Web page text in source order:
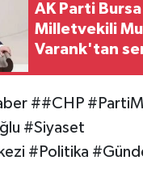
AK Parti Bursa
Milletvekili
Varank'tan
##CHP
#Siyaset
#Politika